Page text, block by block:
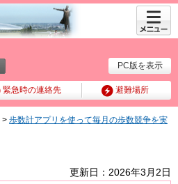
PC版を表示
緊急時の連絡先 避難場所
メニュ
ー
> 歩数計アプリを使って毎月の歩数競争を実
更新日：2026年3月2日